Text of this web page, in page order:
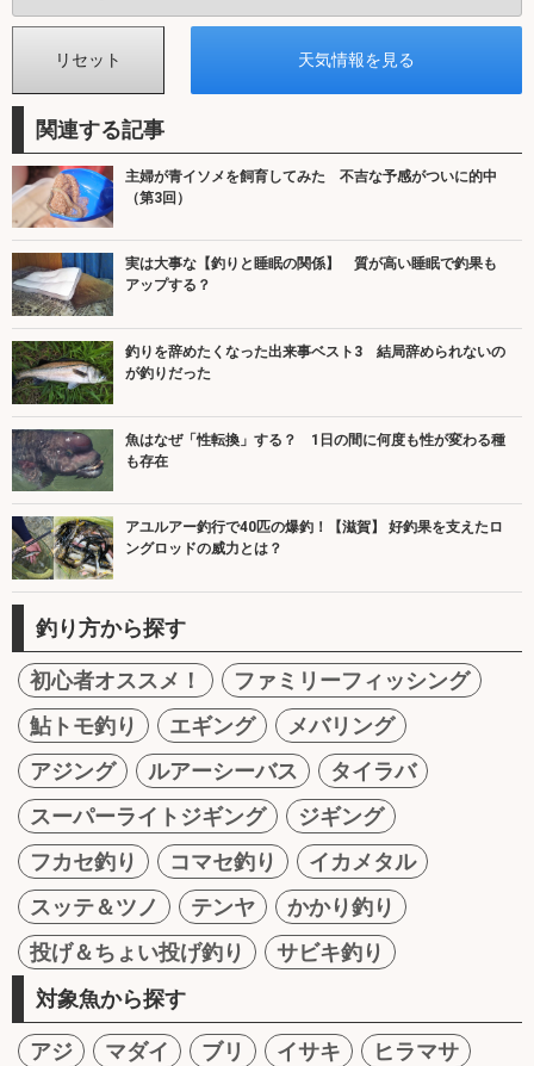
関連する記事
主婦が青イソメを飼育してみた 不吉な予感がついに的中
（第3回）
実は大事な【釣りと睡眠の関係】 質が高い睡眠で釣果も
アップする？
釣りを辞めたくなった出来事ベスト3 結局辞められないの
が釣りだった
魚はなぜ「性転換」する？ 1日の間に何度も性が変わる種
も存在
アユルアー釣行で40匹の爆釣！【滋賀】 好釣果を支えたロ
ングロッドの威力とは？
釣り方から探す
初心者オススメ！
ファミリーフィッシング
鮎トモ釣り
エギング
メバリング
アジング
ルアーシーバス
タイラバ
スーパーライトジギング
ジギング
フカセ釣り
コマセ釣り
イカメタル
スッテ＆ツノ
テンヤ
かかり釣り
投げ＆ちょい投げ釣り
サビキ釣り
対象魚から探す
アジ マダイ ブリ イサキ
ヒラマサ